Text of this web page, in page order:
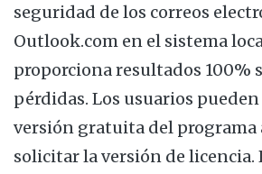
seguridad de los correos
Outlook.com en el sistema
proporciona resultados 100%
pérdidas. Los usuarios
versión gratuita del programa
solicitar la versión de licencia.